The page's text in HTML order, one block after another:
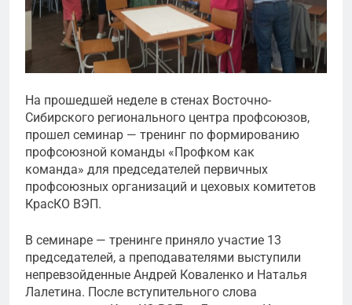
На прошедшей неделе в стенах Восточно-
Сибирского регионального центра профсоюзов,
прошел семинар — тренинг по формированию
профсоюзной команды «Профком как
команда» для председателей первичных
профсоюзных организаций и цеховых комитетов
КрасКО ВЭП.
В семинаре — тренинге приняло участие 13
председателей, а преподавателями выступили
непревзойденные Андрей Коваленко и Наталья
Лалетина. После вступительного слова